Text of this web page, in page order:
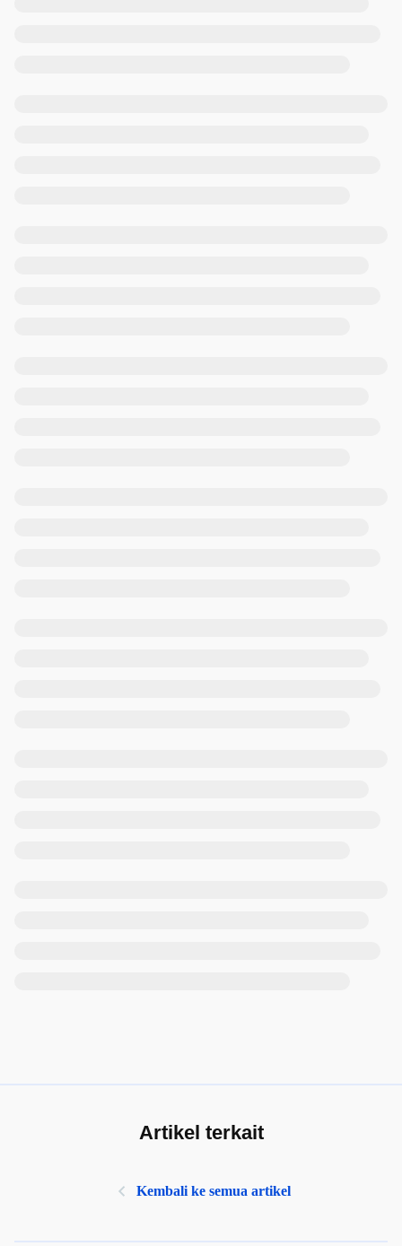
Artikel terkait
Kembali ke semua artikel